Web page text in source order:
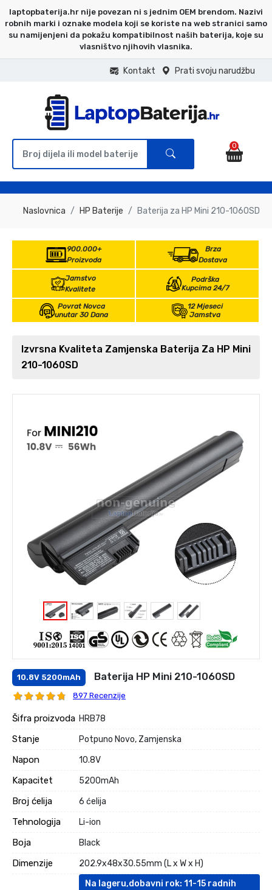
laptopbaterija.hr nije povezan ni s jednim OEM brendom. Nazivi
robnih marki i oznake modela koji se koriste na web stranici samo
su namijenjeni da pokažu kompatibilnost naših baterija, koje su
vlasništvo njihovih vlasnika.
Prati svoju narudžbu
Kontakt
0
Naslovnica HP Baterije Baterija za HP Mini 210-1060SD
900.000+
Proizvoda
Brza
Dostava
Jamstvo
Kvalitete
Podrška
Kupcima 24/7
Povrat Novca
unutar 30 Dana
12 Mjeseci
Jamstva
Izvrsna Kvaliteta Zamjenska Baterija Za HP Mini
210-1060SD
10.8V 5200mAh Baterija HP Mini 210-1060SD
897 Recenzije
Šifra proizvoda HRB78
Stanje Potpuno Novo, Zamjenska
Napon 10.8V
Kapacitet 5200mAh
Broj ćelija 6 ćelija
Tehnologija Li-ion
Boja Black
Dimenzije 202.9x48x30.55mm (L x W x H)
Na lageru,dobavni rok: 11-15 radnih